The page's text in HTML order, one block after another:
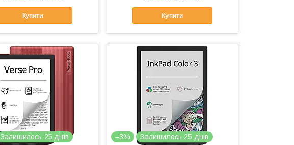
Купити Купити
Залишилось 25 днів –3% Залишилось 25 днів